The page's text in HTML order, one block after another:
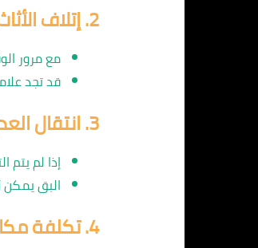
2. إتلاف
مع مرور
قد تجد
3. انتقال
إذا لم
البق يمكن
4. تكلفة